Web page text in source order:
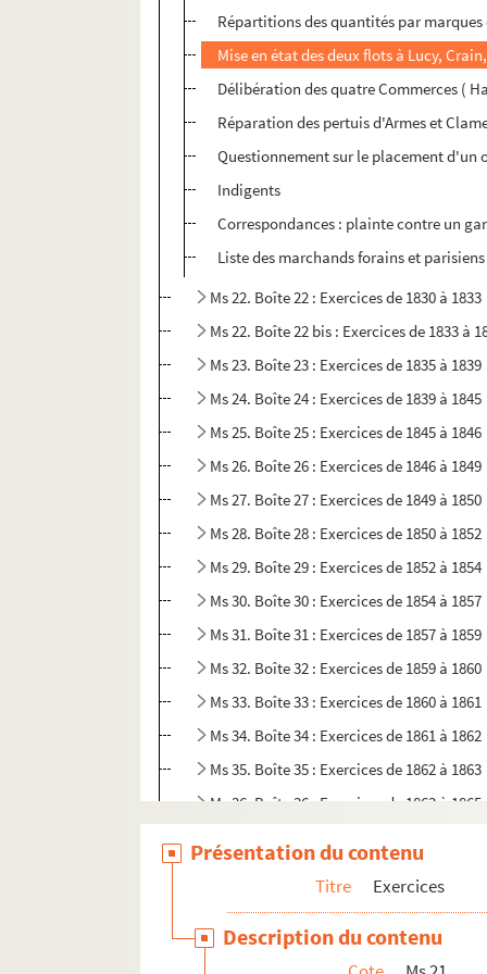
Répartitions des quantités par
Mise en état des deux flots à Lucy,
Délibération des quatre Commerces (
Réparation des pertuis d'Armes et
Questionnement sur le placement d'un
Indigents
Correspondances : plainte contre un
Liste des marchands forains et
Ms 22. Boîte 22 : Exercices de 1830 à 1833
Ms 22. Boîte 22 bis : Exercices de 1833 à
Ms 23. Boîte 23 : Exercices de 1835 à 1839
Ms 24. Boîte 24 : Exercices de 1839 à 1845
Ms 25. Boîte 25 : Exercices de 1845 à 1846
Ms 26. Boîte 26 : Exercices de 1846 à 1849
Ms 27. Boîte 27 : Exercices de 1849 à 1850
Ms 28. Boîte 28 : Exercices de 1850 à 1852
Ms 29. Boîte 29 : Exercices de 1852 à 1854
Ms 30. Boîte 30 : Exercices de 1854 à 1857
Ms 31. Boîte 31 : Exercices de 1857 à 1859
Ms 32. Boîte 32 : Exercices de 1859 à 1860
Ms 33. Boîte 33 : Exercices de 1860 à 1861
Ms 34. Boîte 34 : Exercices de 1861 à 1862
Ms 35. Boîte 35 : Exercices de 1862 à 1863
Ms 36. Boîte 36 : Exercices de 1863 à 1865
Ms 40. Boîte 40 : Exercices de 1869 à 1870
Présentation du contenu
Titre Exercices
Description du contenu